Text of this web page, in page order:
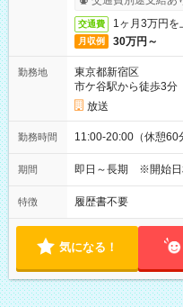
交通費 1ヶ月3万円を
月収例 30万円～
勤務地
東京都新宿区
市ケ谷駅から徒歩3分
放送
勤務時間 11:00-20:00（休憩60
期間 即日～長期 ※開始日
特徴 履歴書不要
気になる！